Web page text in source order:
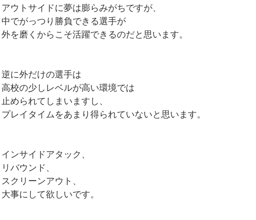
アウトサイドに夢は膨らみがちですが、
中でがっつり勝負できる選手が
外を磨くからこそ活躍できるのだと思います。
逆に外だけの選手は
高校の少しレベルが高い環境では
止められてしまいますし、
プレイタイムをあまり得られていないと思います。
インサイドアタック、
リバウンド、
スクリーンアウト、
大事にして欲しいです。